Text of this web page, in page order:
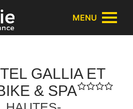
MENU
GALLIA ET
& SPA